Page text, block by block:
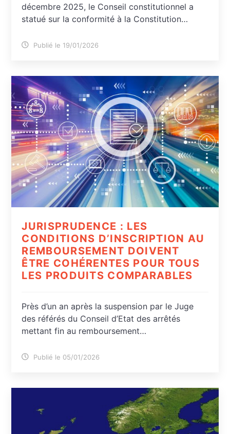
décembre 2025, le Conseil constitutionnel a
statué sur la conformité à la Constitution…
Publié le 19/01/2026
JURISPRUDENCE : LES
CONDITIONS D’INSCRIPTION AU
REMBOURSEMENT DOIVENT
ÊTRE COHÉRENTES POUR TOUS
LES PRODUITS COMPARABLES
Près d’un an après la suspension par le Juge
des référés du Conseil d’Etat des arrêtés
mettant fin au remboursement…
Publié le 05/01/2026